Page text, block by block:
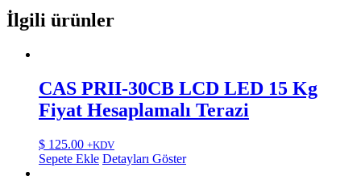
İlgili ürünler
CAS PRII-30CB LCD LED 15 Kg
Fiyat Hesaplamalı Terazi
$ 125.00 +KDV
Sepete Ekle Detayları Göster